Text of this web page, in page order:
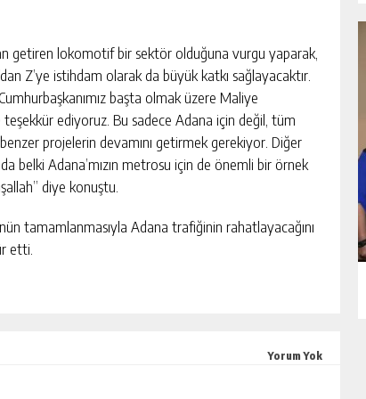
getiren lokomotif bir sektör olduğuna vurgu yaparak,
Z’ye istihdam olarak da büyük katkı sağlayacaktır.
başta olmak üzere Maliye
ediyoruz. Bu sadece Adana için değil, tüm
projelerin devamını getirmek gerekiyor. Diğer
belki Adana’mızın metrosu için de önemli bir örnek
diye konuştu.
tamamlanmasıyla Adana trafiğinin rahatlayacağını
etti.
Yorum Yok
CHP ADANA